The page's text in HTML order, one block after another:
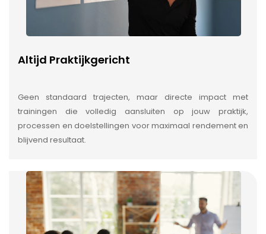
Altijd Praktijkgericht
Geen standaard trajecten, maar directe impact met
trainingen die volledig aansluiten op jouw praktijk,
processen en doelstellingen voor maximaal rendement en
blijvend resultaat.